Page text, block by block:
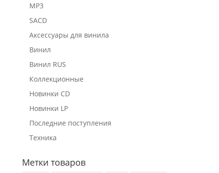
MP3
SACD
Аксессуары для винила
Винил
Винил RUS
Коллекционные
Новинки CD
Новинки LP
Последние поступления
Техника
Метки товаров